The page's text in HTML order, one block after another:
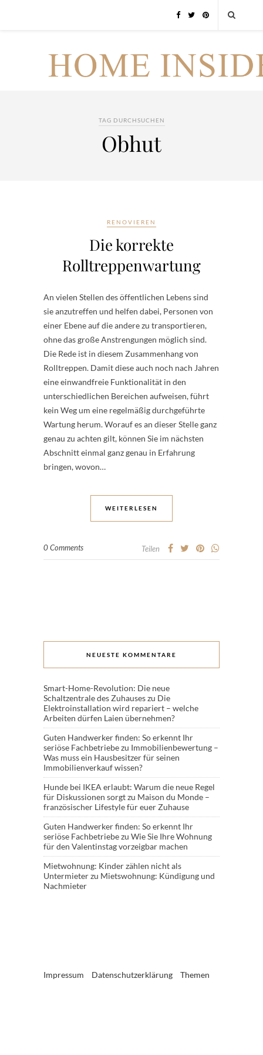
TAG DURCHSUCHEN
Obhut
RENOVIEREN
Die korrekte
Rolltreppenwartung
An vielen Stellen des öffentlichen Lebens sind
sie anzutreffen und helfen dabei, Personen von
einer Ebene auf die andere zu transportieren,
ohne das große Anstrengungen möglich sind.
Die Rede ist in diesem Zusammenhang von
Rolltreppen. Damit diese auch noch nach Jahren
eine einwandfreie Funktionalität in den
unterschiedlichen Bereichen aufweisen, führt
kein Weg um eine regelmäßig durchgeführte
Wartung herum. Worauf es an dieser Stelle ganz
genau zu achten gilt, können Sie im nächsten
Abschnitt einmal ganz genau in Erfahrung
bringen, wovon…
WEITERLESEN
0 Comments Teilen
NEUESTE KOMMENTARE
Smart-Home-Revolution: Die neue
Schaltzentrale des Zuhauseszu Die
Elektroinstallation wird repariert – welche
Arbeiten dürfen Laien übernehmen?
Guten Handwerker finden: So erkennt Ihr
seriöse Fachbetriebezu Immobilienbewertung –
Was muss ein Hausbesitzer für seinen
Immobilienverkauf wissen?
Hunde bei IKEA erlaubt: Warum die neue Regel
für Diskussionen sorgtzu Maison du Monde –
französischer Lifestyle für euer Zuhause
Guten Handwerker finden: So erkennt Ihr
seriöse Fachbetriebezu Wie Sie Ihre Wohnung
für den Valentinstag vorzeigbar machen
Mietwohnung: Kinder zählen nicht als
Untermieterzu Mietswohnung: Kündigung und
Nachmieter
Impressum Datenschutzerklärung Themen